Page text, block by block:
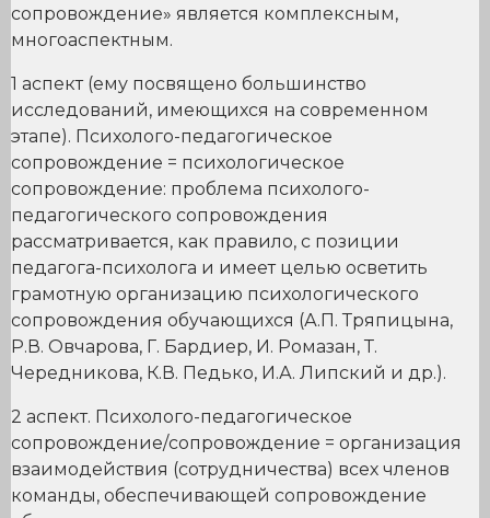
сопровождение» является комплексным,
многоаспектным.
1 аспект (ему посвящено большинство
исследований, имеющихся на современном
этапе). Психолого-педагогическое
сопровождение = психологическое
сопровождение: проблема психолого-
педагогического сопровождения
рассматривается, как правило, с позиции
педагога-психолога и имеет целью осветить
грамотную организацию психологического
сопровождения обучающихся (А.П. Тряпицына,
Р.В. Овчарова, Г. Бардиер, И. Ромазан, Т.
Чередникова, К.В. Педько, И.А. Липский и др.).
2 аспект. Психолого-педагогическое
сопровождение/сопровождение = организация
взаимодействия (сотрудничества) всех членов
команды, обеспечивающей сопровождение